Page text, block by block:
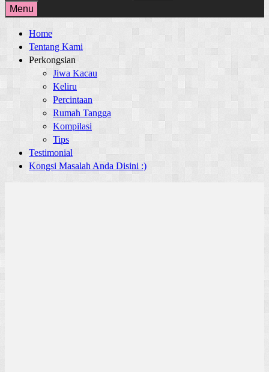
for:
Menu
Home
Tentang Kami
Perkongsian
Jiwa Kacau
Keliru
Percintaan
Rumah Tangga
Kompilasi
Tips
Testimonial
Kongsi Masalah Anda Disini :)